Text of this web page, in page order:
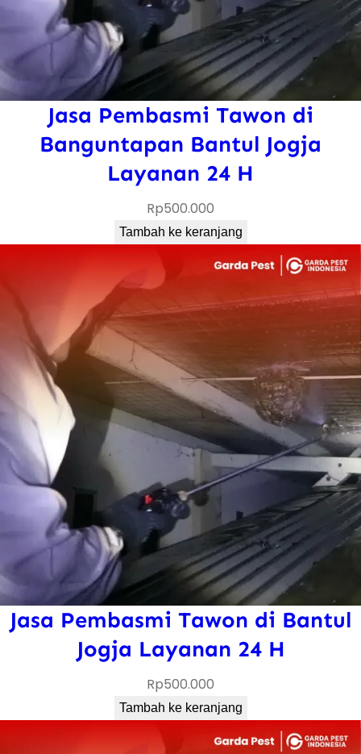
Jasa Pembasmi Tawon di
Banguntapan Bantul Jogja
Layanan 24 H
Rp500.000
Tambah ke keranjang
Jasa Pembasmi Tawon di Bantul
Jogja Layanan 24 H
Rp500.000
Tambah ke keranjang